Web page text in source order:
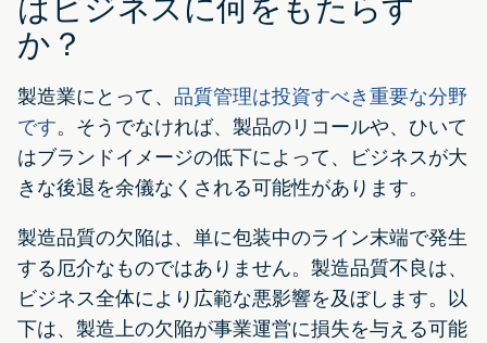
か？
製造業にとって、 品質管理は投資すべき重要な分野
です。そうでなければ、製品のリコールや、ひいて
はブランドイメージの低下によって、ビジネスが大
きな後退を余儀なくされる可能性があります。
製造品質の欠陥は、単に包装中のライン末端で発生
する厄介なものではありません。製造品質不良は、
ビジネス全体により広範な悪影響を及ぼします。以
下は、製造上の欠陥が事業運営に損失を与える可能